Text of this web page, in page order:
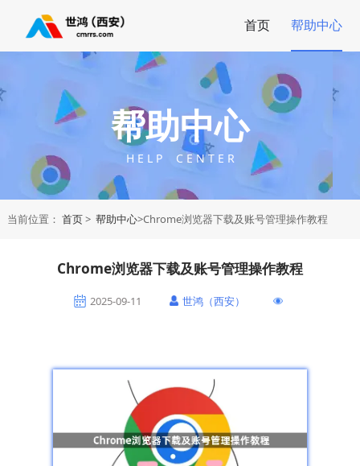
首页 帮助中心
帮助中心
H E L P C E N T E R
当前位置： 首页> 帮助中心>Chrome浏览器下载及账号管理操作教程
Chrome浏览器下载及账号管理操作教程
2025-09-11 世鸿（西安）